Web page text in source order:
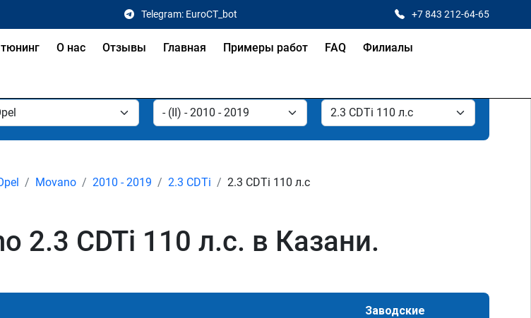
Telegram: EuroCT_bot +7 843 212-64-65
О нас Отзывы Главная Примеры работ FAQ Филиалы
Movano 2010 - 2019 2.3 CDTi 2.3 CDTi 110 л.с
2.3 CDTi 110 л.с. в Казани.
Заводские